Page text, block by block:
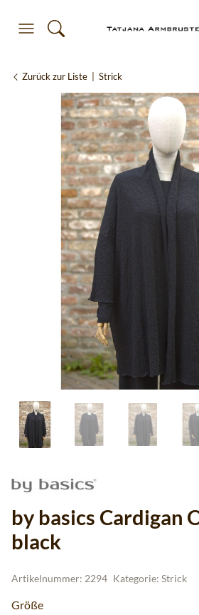
Zurück zur Liste Strick
by basics Cardigan
black
Artikelnummer: 2294 Kategorie: Strick
Größe